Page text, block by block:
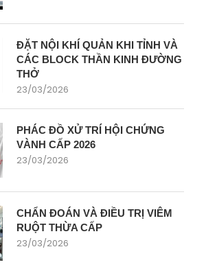
ĐẶT NỘI KHÍ QUẢN KHI TỈNH VÀ
CÁC BLOCK THẦN KINH ĐƯỜNG
THỞ
23/03/2026
PHÁC ĐỒ XỬ TRÍ HỘI CHỨNG
VÀNH CẤP 2026
23/03/2026
CHẨN ĐOÁN VÀ ĐIỀU TRỊ VIÊM
RUỘT THỪA CẤP
23/03/2026